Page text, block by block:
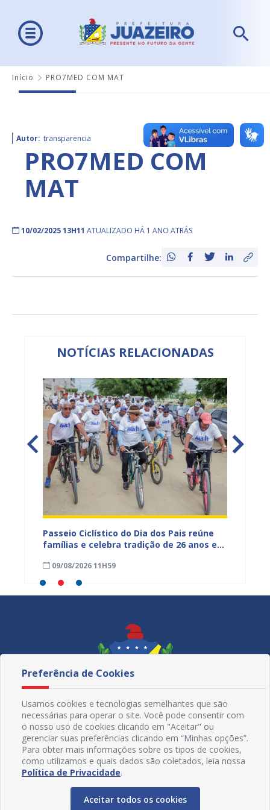
Início PRO7MED COM MAT
Autor: transparencia
PRO7MED COM
MAT
10/02/2025 13H11 ATUALIZADO HÁ 1 ANO ATRÁS
Compartilhe:
NOTÍCIAS RELACIONADAS
Passeio Ciclístico do Dia dos Pais reúne
famílias e celebra tradição de 26 anos em
09/08/2026 11H59
Redes Sociais
Preferência de Cookies
Usamos cookies e tecnologias semelhantes que são
necessárias para operar o site. Você pode consentir com
o nosso uso de cookies clicando em "Aceitar" ou
gerenciar suas preferências clicando em “Minhas opções”.
Para obter mais informações sobre os tipos de cookies,
como utilizamos e quais dados são coletados, leia nossa
Política de Privacidade.
Aceitar todos os cookies